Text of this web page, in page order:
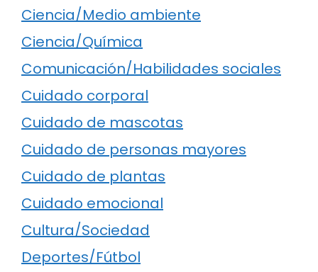
Ciencia/Medio ambiente
Ciencia/Química
Comunicación/Habilidades sociales
Cuidado corporal
Cuidado de mascotas
Cuidado de personas mayores
Cuidado de plantas
Cuidado emocional
Cultura/Sociedad
Deportes/Fútbol